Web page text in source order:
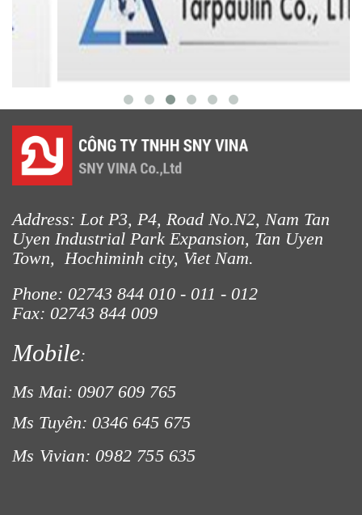
LƯỚI HÀNG RÀO HÌNH VUÔNG
Address: Lot P3, P4, Road No.N2, Nam Tan
Uyen Industrial Park Expansion, Tan Uyen
Town, Hochiminh city, Viet Nam.
Phone: 02743 844 010 - 011 - 012
Fax: 02743 844 009
Mobile:
Ms Mai: 0907 609 765
Ms Tuyên: 0346 645 675
Ms Vivian: 0982 755 635